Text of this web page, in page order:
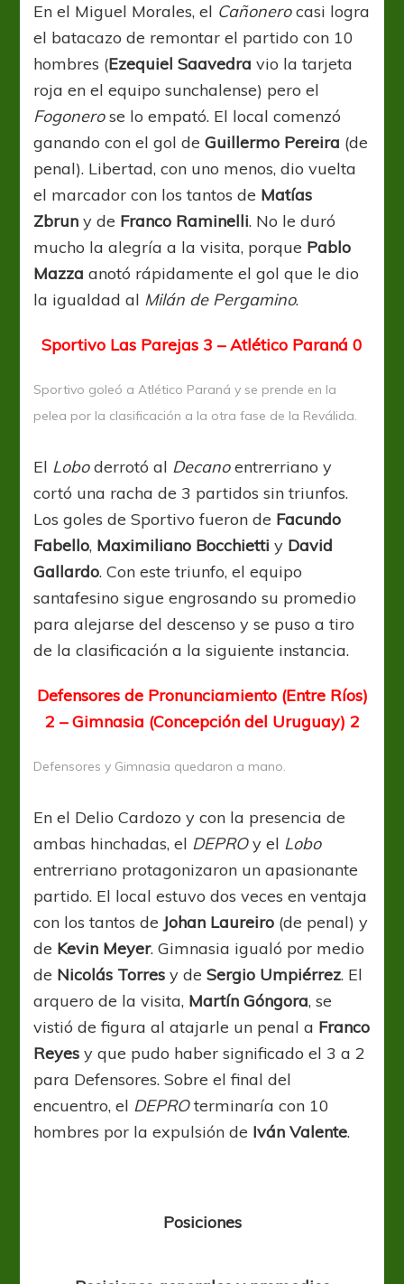
En el Miguel Morales, el Cañonerocasi logra
el batacazo de remontar el partido con 10
hombres (Ezequiel Saavedra vio la tarjeta
roja en el equipo sunchalense) pero el
Fogonerose lo empató. El local comenzó
ganando con el gol deGuillermo Pereira (de
penal). Libertad, con uno menos, dio vuelta
el marcador con los tantos de Matías
Zbruny de Franco Raminelli. No le duró
mucho la alegría a la visita, porque Pablo
Mazza anotó rápidamente el gol que le dio
la igualdad al Milán de Pergamino.
Sportivo Las Parejas 3 – Atlético Paraná 0
Sportivo goleó a Atlético Paraná y se prende en la
pelea por la clasificación a la otra fase de la Reválida.
El Loboderrotó al Decanoentrerriano y
cortó una racha de 3 partidos sin triunfos.
Los goles de Sportivo fueron de Facundo
Fabello, Maximiliano Bocchietti y David
Gallardo. Con este triunfo, el equipo
santafesino sigue engrosando su promedio
para alejarse del descenso y se puso a tiro
de la clasificación a la siguiente instancia.
Defensores de Pronunciamiento (Entre Ríos)
2 – Gimnasia (Concepción del Uruguay) 2
Defensores y Gimnasia quedaron a mano.
En el Delio Cardozo y con la presencia de
ambas hinchadas, el DEPROy el Lobo
entrerriano protagonizaron un apasionante
partido. El local estuvo dos veces en ventaja
con los tantos de Johan Laureiro (de penal) y
de Kevin Meyer. Gimnasia igualó por medio
de Nicolás Torres y deSergio Umpiérrez. El
arquero de la visita, Martín Góngora, se
vistió de figura al atajarle un penal a Franco
Reyes y que pudo haber significado el 3 a 2
para Defensores. Sobre el final del
encuentro, el DEPROterminaría con 10
hombres por la expulsión de Iván Valente.
Posiciones